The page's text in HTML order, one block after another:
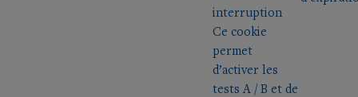
interruption
Ce cookie
permet
d’activer les
tests A / B et de